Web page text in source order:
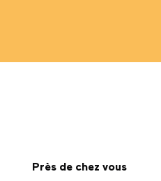
Près de chez vous